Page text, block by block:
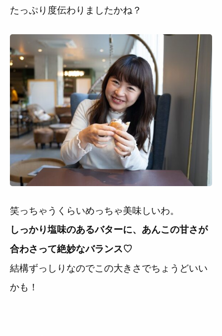
たっぷり度伝わりましたかね？
笑っちゃうくらいめっちゃ美味しいわ。
しっかり塩味のあるバターに、あんこの甘さが
合わさって絶妙なバランス♡
結構ずっしりなのでこの大きさでちょうどいい
かも！